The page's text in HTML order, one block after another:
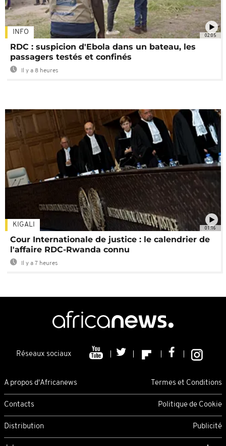
02:05
INFO
RDC : suspicion d'Ebola dans un bateau, les
passagers testés et confinés
Il y a 8 heures
01:16
KIGALI
Cour Internationale de justice : le calendrier de
l'affaire RDC-Rwanda connu
Il y a 7 heures
Réseaux sociaux
A propos d'Africanews Termes et Conditions
Contacts Politique de Cookie
Distribution Publicité